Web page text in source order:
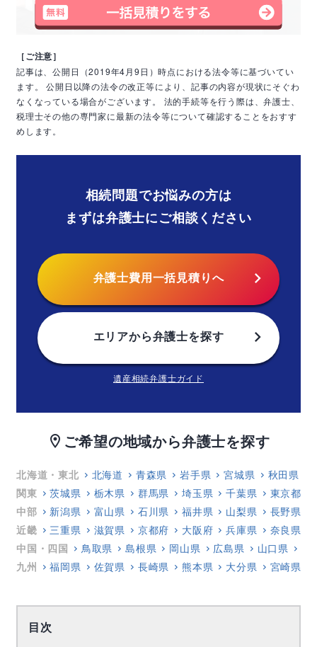
［ご注意］
記事は、公開日（2019年4月9日）時点における法令等に基づいてい
ます。
公開日以降の法令の改正等により、記事の内容が現状にそぐわ
なくなっている場合がございます。
法的手続等を行う際は、弁護士、
税理士その他の専門家に最新の法令等について確認することをおすす
めします。
相続問題でお悩みの方は
まずは弁護士にご相談ください
弁護士費用一括見積りへ chevron_right
エリアから弁護士を探す chevron_right
遺産相続弁護士ガイド
location_on ご希望の地域から弁護士を探す
北海道・東北 北海道 青森県 岩手県 宮城県 秋田県
関東
茨城県 栃木県 群馬県 埼玉県 千葉県 東京都
中部
新潟県 富山県 石川県 福井県 山梨県 長野県
近畿
三重県 滋賀県 京都府 大阪府 兵庫県 奈良県
中国・四国
鳥取県 島根県 岡山県 広島県 山口県
九州
福岡県 佐賀県 長崎県 熊本県 大分県 宮崎県
目次